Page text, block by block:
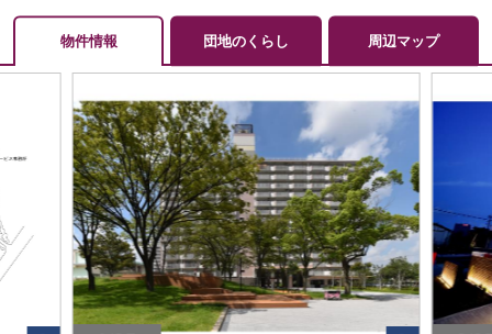
物件情報 団地のくらし 周辺マップ